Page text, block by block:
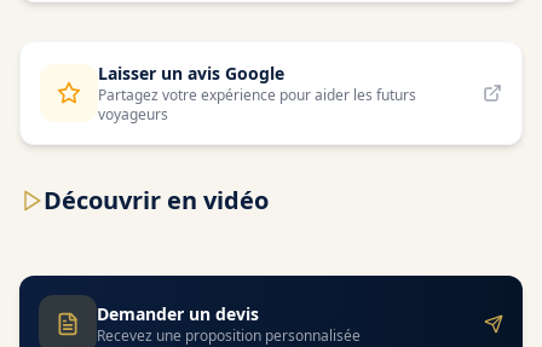
Laisser un avis Google
Partagez votre expérience pour aider les futurs
voyageurs
Découvrir en vidéo
Demander un devis
Recevez une proposition personnalisée